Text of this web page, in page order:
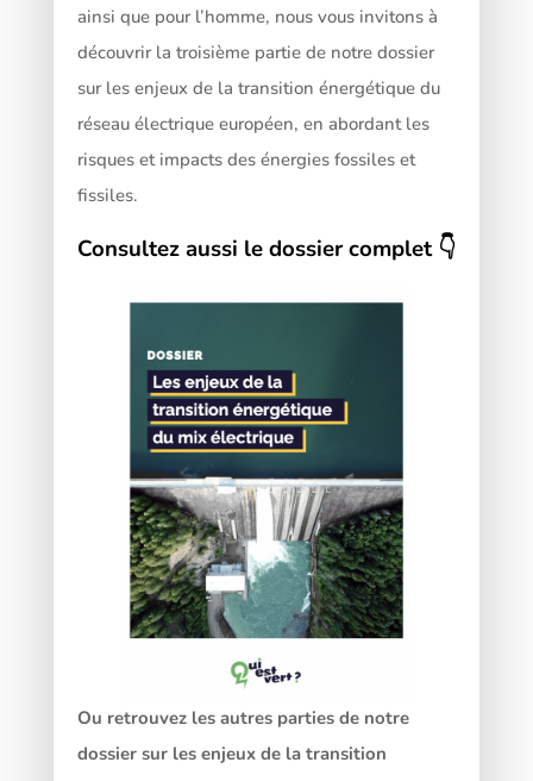
ainsi que pour l’homme, nous vous invitons à
découvrir la troisième partie de notre dossier
sur les enjeux de la transition énergétique du
réseau électrique européen, en abordant les
risques et impacts des énergies fossiles et
fissiles.
Consultez aussi le dossier complet 👇
Ou retrouvez les autres parties de notre
dossier sur les enjeux de la transition